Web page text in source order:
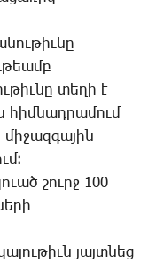
տե­ղի է
հիմ­նադ­րա­մում
մի­ջազ­գա­յին
շուրջ 100
յայտ­նեց